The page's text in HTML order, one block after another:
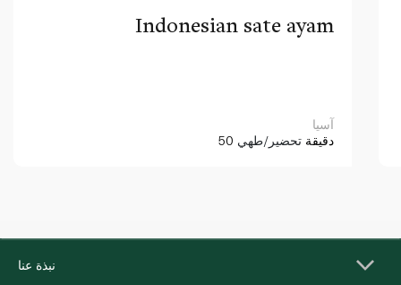
Indonesian sate ayam
آسيا
50 دقيقة تحضير/طهي
نبذة عنا